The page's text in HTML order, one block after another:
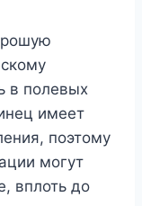
в полевых
имеет
поэтому
могут
вплоть до